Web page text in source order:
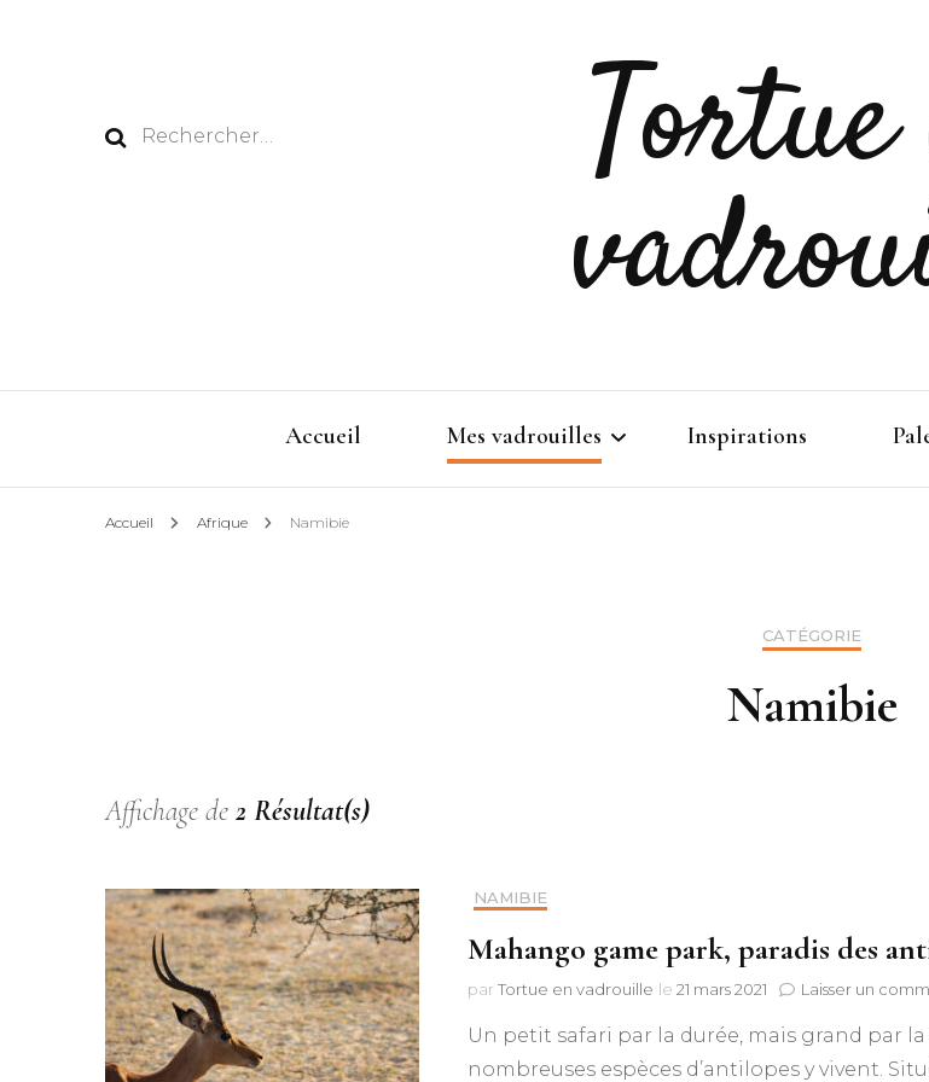
Rechercher :
Accueil Mes vadrouilles
Namibie
Zimbabwe
Canada
Inspirations
Accueil Afrique Namibie
CATÉGORIE
Namibie
Affichage de 2 Résultat(s)
NAMIBIE
Mahango game park, paradis des
par Tortue en vadrouille le 21 mars 2021 Laisser un
Un petit safari par la durée, mais grand par
nombreuses espèces d’antilopes y vivent.